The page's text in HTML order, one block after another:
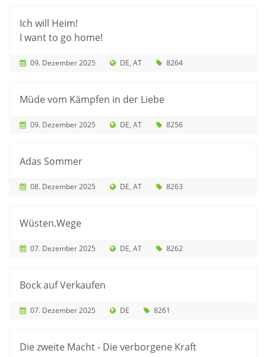
Ich will Heim!
I want to go home!
09. Dezember 2025 DE AT 8264
Müde vom Kämpfen in der Liebe
09. Dezember 2025 DE AT 8256
Adas Sommer
08. Dezember 2025 DE AT 8263
Wüsten.Wege
07. Dezember 2025 DE AT 8262
Bock auf Verkaufen
07. Dezember 2025 DE 8261
Die zweite Macht - Die verborgene Kraft